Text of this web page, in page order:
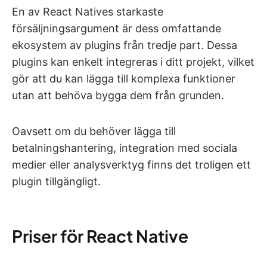
En av React Natives starkaste
försäljningsargument är dess omfattande
ekosystem av plugins från tredje part. Dessa
plugins kan enkelt integreras i ditt projekt, vilket
gör att du kan lägga till komplexa funktioner
utan att behöva bygga dem från grunden.
Oavsett om du behöver lägga till
betalningshantering, integration med sociala
medier eller analysverktyg finns det troligen ett
plugin tillgängligt.
Priser för React Native